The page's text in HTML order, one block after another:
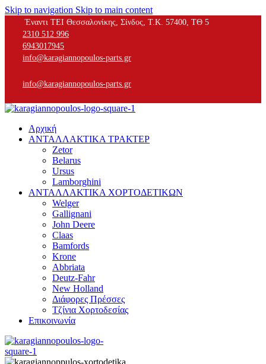
Skip to navigation Skip to main content
Έναντι ΤΕΙ Θεσσαλονίκης, Σίνδος, Τ.Κ. 57400, ΤΘ 5
2310 512 996
6943017945
info@karagiannopoulos-parts.gr
info@karagiannopoulos-parts.gr
Αρχική
ΑΝΤΑΛΛΑΚΤΙΚΑ ΤΡΑΚΤΕΡ
Zetor
Belarus
Ursus
Lamborghini
ΑΝΤΑΛΛΑΚΤΙΚΑ ΧΟΡΤΟΔΕΤΙΚΩΝ
Welger
Gallignani
John Deere
Claas
Bamfords
Krone
Abbriata
Deutz-Fahr
New Holland
Διάφορες Πρέσσες
Τζίνια Χορτοδεσίας
Επικοινωνία